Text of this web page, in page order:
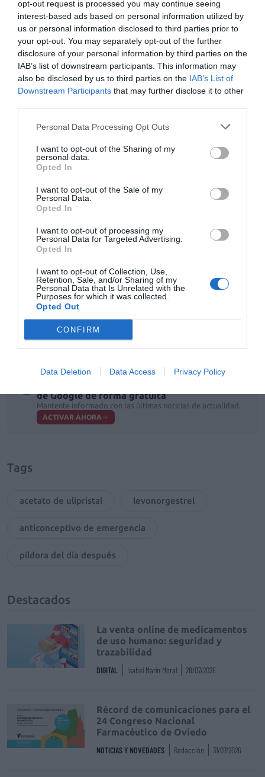
opt-out request is processed you may continue seeing
interest-based ads based on personal information utilized by
us or personal information disclosed to third parties prior to
your opt-out. You may separately opt-out of the further
disclosure of your personal information by third parties on the
IAB’s list of downstream participants. This information may
also be disclosed by us to third parties on the IAB’s List of
Downstream Participants that may further disclose it to other
Personal Data Processing Opt Outs
I want to opt-out of the Sharing of my
personal data.
Opted In
I want to opt-out of the Sale of my
Personal Data.
Opted In
I want to opt-out of processing my
Personal Data for Targeted Advertising.
Opted In
I want to opt-out of Collection, Use,
Retention, Sale, and/or Sharing of my
Personal Data that Is Unrelated with the
Purposes for which it was collected.
Opted Out
CONFIRM
Data Deletion Data Access Privacy Policy
accesibilidad. La píldora del día después sigue siendo un
medicamento que precisa del asesoramiento
profesional para su uso adecuado y la inmediatez del
acceso al farmacéutico, junto con su formación, lo
hacen el profesional idóneo para su dispensación en
caso de urgencia».
Actualmente se pueden encontrar dos tipos de PDD: el
mercado, y el acetato de ulipristal (AUP), que ha sido la
última en incorporarse al mercado. El acetato de
ulipristal (AUP) supone un gran avance en la
anticoncepción de emergencia, ya que es capaz de
retrasar la ovulación de manera efectiva, justo en el
periodo temporal de mayor riesgo de embarazo. El AUP
es también la opción más eficaz desde las primeras 24
anticoncepción de emergencia oral. El levonorgestrel
solo está indicado durante las primeras 72 horas
después de la relación sexual no protegida o tras un
fallo del anticonceptivo utilizado. Ambas están
disponibles en las farmacias sin necesidad de receta
médica.
de Google de forma gratuita
Mantente informado con las últimas noticias de actualidad.
ACTIVAR AHORA
Tags
acetato de ulipristal levonorgestrel
anticonceptivo de emergencia
píldora del día después
Destacados
La venta online de medicamentos
de uso humano: seguridad y
trazabilidad
DIGITAL Isabel Marín Moral 28/07/2026
Récord de comunicaciones para el
24 Congreso Nacional
Farmacéutico de Oviedo
NOTICIAS Y NOVEDADES Redacción 31/07/2026